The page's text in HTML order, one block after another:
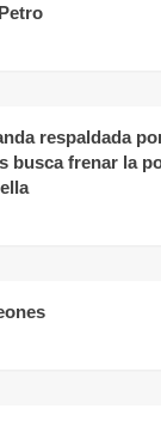
respaldada
busca frenar la